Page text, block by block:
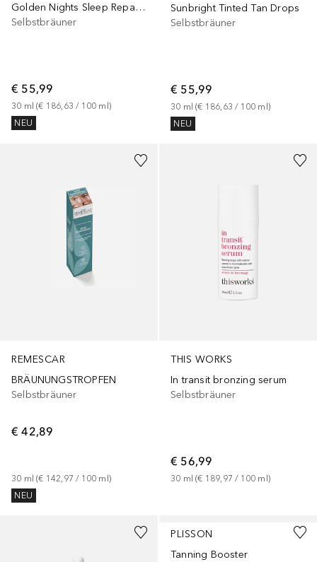
Golden Nights Sleep Repair Tan Drops
Selbstbräuner
€ 55,99
30 ml (€ 186,63 / 100 ml )
NEU
Sunbright Tinted Tan Drops
Selbstbräuner
€ 55,99
30 ml (€ 186,63 / 100 ml)
NEU
REMESCAR
BRÄUNUNGSTROPFEN
Selbstbräuner
€ 42,89
30 ml (€ 142,97 / 100 ml)
NEU
THIS WORKS
In transit bronzing serum
Selbstbräuner
€ 56,99
30 ml (€ 189,97 / 100 ml)
PLISSON
Tanning Booster